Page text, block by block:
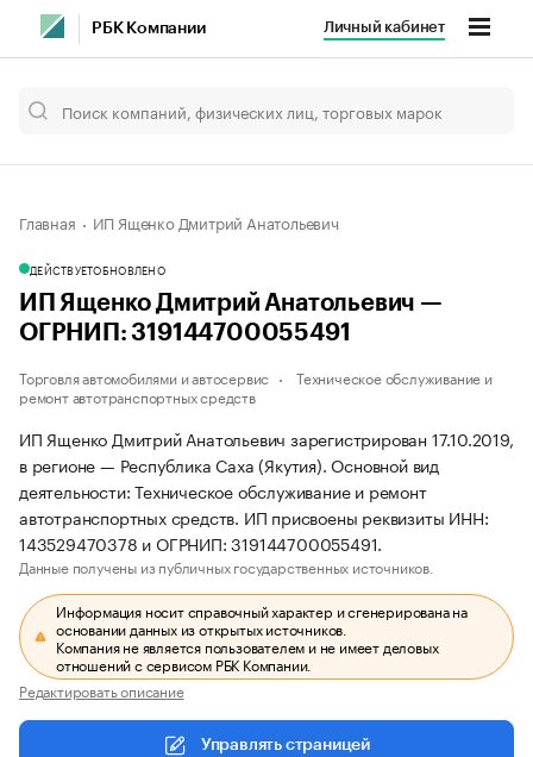
РБК Компании Личный кабинет
Главная ИП Ященко Дмитрий Анатольевич
ДЕЙСТВУЕТОБНОВЛЕНО
ИП Ященко Дмитрий Анатольевич —
ОГРНИП: 319144700055491
Торговля автомобилями и автосервис
Техническое обслуживание и
ремонт автотранспортных средств
ИП Ященко Дмитрий Анатольевич зарегистрирован 17.10.2019,
в регионе — Республика Саха (Якутия). Основной вид
деятельности: Техническое обслуживание и ремонт
автотранспортных средств. ИП присвоены реквизиты ИНН:
143529470378 и ОГРНИП: 319144700055491.
Данные получены из публичных государственных источников.
Информация носит справочный характер и сгенерирована на
основании данных из открытых источников.
Компания не является пользователем и не имеет деловых
отношений с сервисом РБК Компании.
Редактировать описание
Управлять страницей